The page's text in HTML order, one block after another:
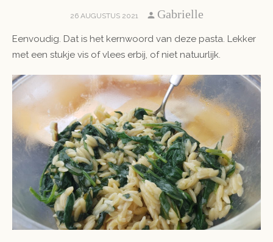
POSTED
26 AUGUSTUS 2021 Author
Gabrielle
Eenvoudig. Dat is het kernwoord van deze pasta. Lekker
met een stukje vis of vlees erbij, of niet natuurlijk.